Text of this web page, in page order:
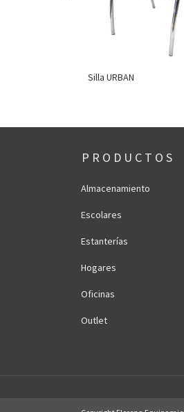
Silla URBAN
P R O D U C T O S
Almacenamiento
Escolares
Estanterías
Hogares
Oficinas
Outlet